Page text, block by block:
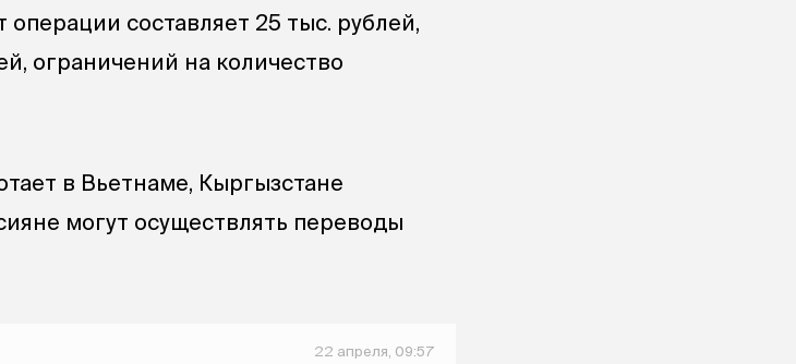
составляет 25 тыс. рублей,
ограничений на количество
в Вьетнаме, Кыргызстане
могут осуществлять переводы
22 апреля, 09:57